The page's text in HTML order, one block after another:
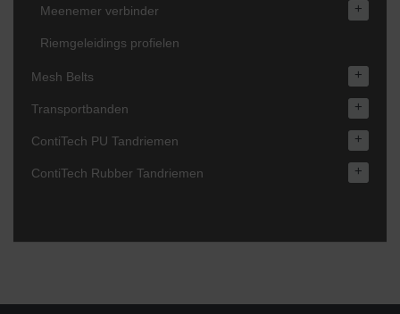
Meenemer verbinder +
Riemgeleidings profielen
Mesh Belts +
Transportbanden +
ContiTech PU Tandriemen +
ContiTech Rubber Tandriemen +